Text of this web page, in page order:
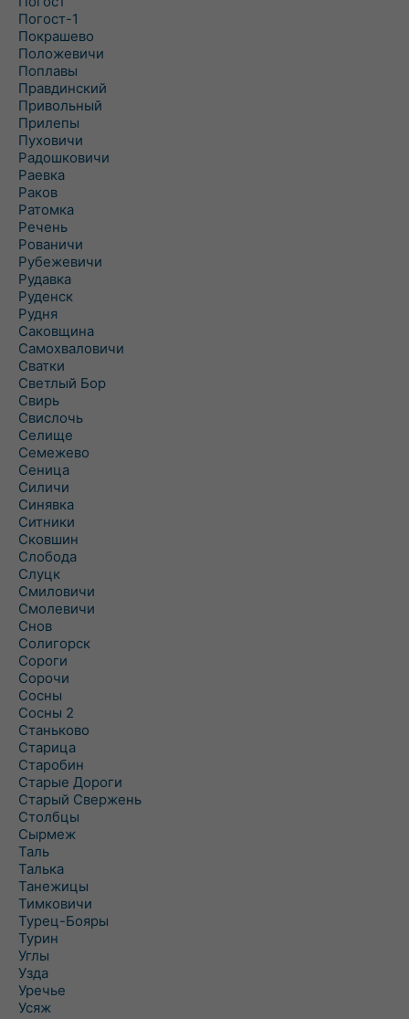
Погост-1
Покрашево
Положевичи
Поплавы
Правдинский
Привольный
Прилепы
Пуховичи
Радошковичи
Раевка
Раков
Ратомка
Речень
Рованичи
Рубежевичи
Рудавка
Руденск
Рудня
Саковщина
Самохваловичи
Сватки
Светлый Бор
Свирь
Свислочь
Селище
Семежево
Сеница
Силичи
Синявка
Ситники
Сковшин
Слобода
Слуцк
Смиловичи
Смолевичи
Снов
Солигорск
Сороги
Сорочи
Сосны
Сосны 2
Станьково
Старица
Старобин
Старые Дороги
Старый Свержень
Столбцы
Сырмеж
Таль
Талька
Танежицы
Тимковичи
Турец-Бояры
Турин
Углы
Узда
Уречье
Усяж